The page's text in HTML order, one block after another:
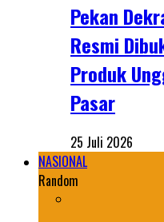
Pekan
Resmi
Produk
Pasar
25 Juli 2026
NASIONAL
Random